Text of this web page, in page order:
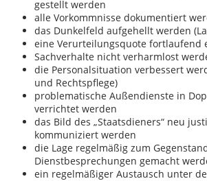
gestellt werden
alle Vorkommnisse dokumentiert
das Dunkelfeld aufgehellt werden
eine Verurteilungsquote fortlaufend
Sachverhalte nicht verharmlost
die Personalsituation verbessert
und Rechtspflege)
problematische Außendienste in
verrichtet werden
das Bild des „Staatsdieners“ neu
kommuniziert werden
die Lage regelmäßig zum
Dienstbesprechungen gemacht
ein regelmäßiger Austausch unter